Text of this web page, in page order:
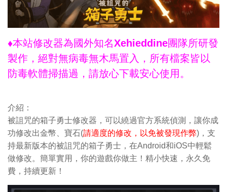
♦本站修改器為國外知名Xehieddine團隊所研發
製作，絕對無病毒無木馬置入，所有檔案皆以
防毒軟體掃描過，請放心下載安心使用。
介紹：
被詛咒的箱子勇士修改器，可以繞過官方系統偵測，讓你成
功修改出金幣、寶石(請適度的修改，以免被發現作弊)，支
持最新版本的被詛咒的箱子勇士，在Android和iOS中輕鬆
做修改。簡單實用，你的遊戲你做主！精小快速，永久免
費，持續更新！